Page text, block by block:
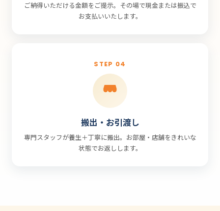
ご納得いただける金額をご提示。その場で現金または振込で
お支払いいたします。
STEP 04
搬出・お引渡し
専門スタッフが養生＋丁寧に搬出。お部屋・店舗をきれいな
状態でお返しします。